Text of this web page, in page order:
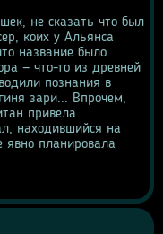
не сказать что был
коих у Альянса
название было
— что-то из древней
познания в
зари... Впрочем,
привела
находившийся на
явно планировала